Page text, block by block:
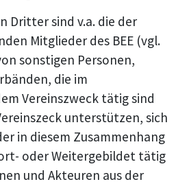
Dritter sind v.a. die der
Mitglieder des BEE (vgl.
sonstigen Personen,
die im
Vereinszweck tätig sind
unterstützen, sich
in diesem Zusammenhang
oder Weitergebildet tätig
und Akteuren aus der